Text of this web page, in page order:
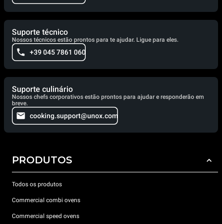
Suporte técnico
Nossos técnicos estão prontos para te ajudar. Ligue para eles.
+39 045 7861 060
Suporte culinário
Nossos chefs corporativos estão prontos para ajudar e responderão em
breve.
cooking.support@unox.com
PRODUTOS
Todos os produtos
Commercial combi ovens
Commercial speed ovens